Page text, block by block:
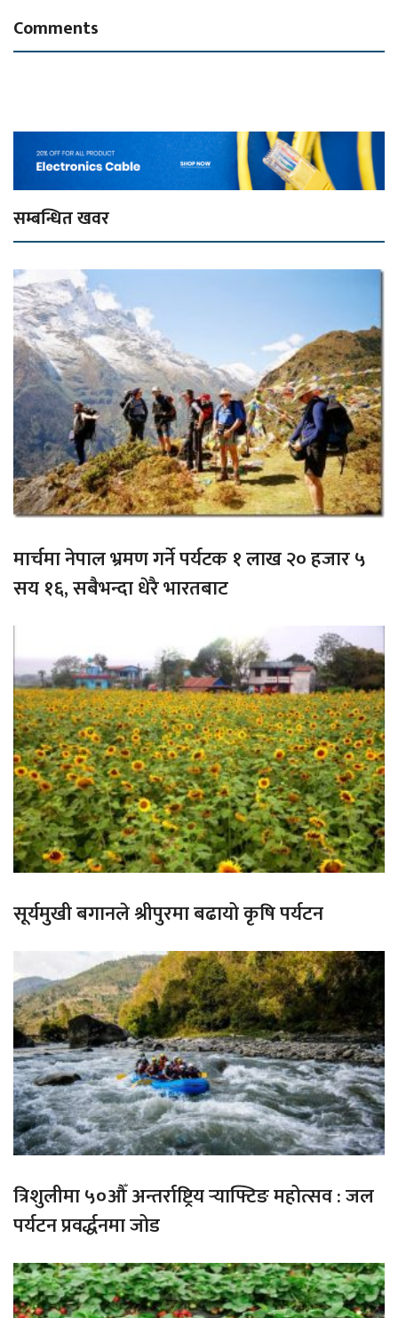
Comments
सम्बन्धित खवर
मार्चमा नेपाल भ्रमण गर्ने पर्यटक १ लाख २० हजार ५
सय १६, सबैभन्दा धेरै भारतबाट
सूर्यमुखी बगानले श्रीपुरमा बढायो कृषि पर्यटन
त्रिशुलीमा ५०औँ अन्तर्राष्ट्रिय र्‍याफ्टिङ महोत्सव : जल
पर्यटन प्रवर्द्धनमा जोड